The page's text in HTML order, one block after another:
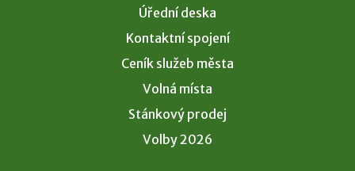
Úřední deska
Kontaktní spojení
Ceník služeb města
Volná místa
Stánkový prodej
Volby 2026